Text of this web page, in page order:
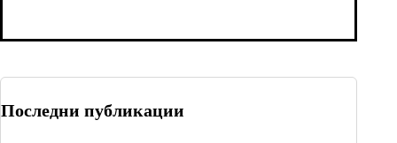
Последни публикации